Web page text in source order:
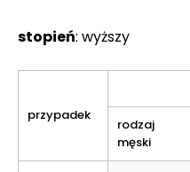
stopień: wyższy
przypadek
rodzaj
męski